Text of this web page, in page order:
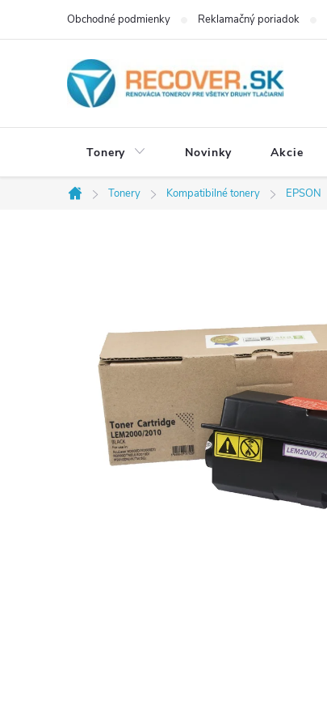
Obchodné podmienky Reklamačný poriadok
Tonery Novinky Akcie
Domov
Tonery Kompatibilné tonery EPSON